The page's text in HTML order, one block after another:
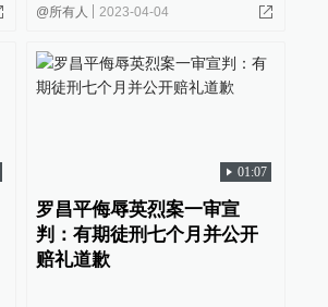
@所有人 2023-04-04
01:07
罗昌平侮辱英烈案一审宣
判：有期徒刑七个月并公开
赔礼道歉